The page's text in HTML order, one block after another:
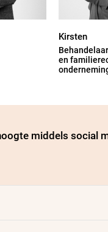
Kirsten
en
middels social